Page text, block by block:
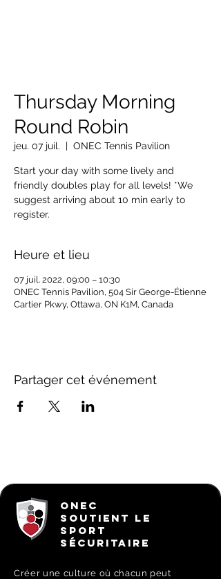
Thursday Morning
Round Robin
jeu. 07 juil.
  |
ONEC Tennis Pavilion
Start your day with some lively and
friendly doubles play for all levels! *We
suggest arriving about 10 min early to
Heure et lieu
07 juil. 2022, 09:00 – 10:30
ONEC Tennis Pavilion, 504 Sir George-Étienne
Cartier Pkwy, Ottawa, ON K1M, Canada
Partager cet événement
ONEC
SOUTIENT LE
SPORT
SÉCURITAIRE
Créer une culture où chacun peut